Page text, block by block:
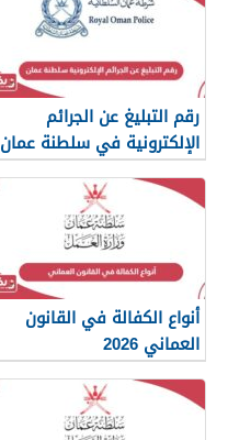
رقم التبليغ عن الجرائم
الإلكترونية في سلطنة عمان
2026
أنواع الكفالة في القانون
العماني 2026